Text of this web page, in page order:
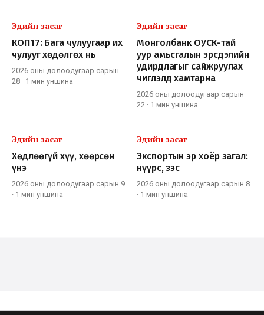
Эдийн засаг
КОП17: Бага чулуугаар их
чулууг хөдөлгөх нь
2026 оны долоодугаар сарын
28 · 1 мин уншина
Эдийн засаг
Монголбанк ОУСК-тай
уур амьсгалын эрсдэлийн
удирдлагыг сайжруулах
чиглэлд хамтарна
2026 оны долоодугаар сарын
22 · 1 мин уншина
Эдийн засаг
Хөдлөөгүй хүү, хөөрсөн
үнэ
2026 оны долоодугаар сарын 9
· 1 мин уншина
Эдийн засаг
Экспортын эр хоёр загал:
нүүрс, зэс
2026 оны долоодугаар сарын 8
· 1 мин уншина